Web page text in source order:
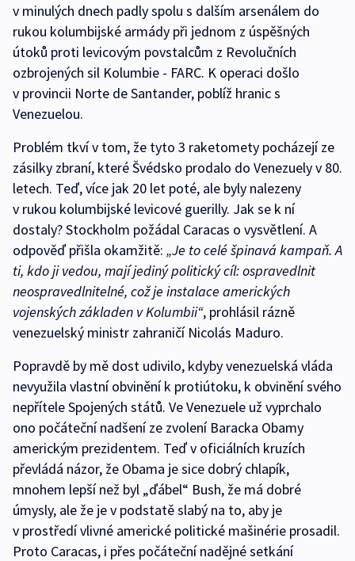
v minulých dnech padly spolu s dalším arsenálem do
rukou kolumbijské armády při jednom z úspěšných
útoků proti levicovým povstalcům z Revolučních
ozbrojených sil Kolumbie - FARC. K operaci došlo
v provincii Norte de Santander, poblíž hranic s
Venezuelou.
Problém tkví v tom, že tyto 3 raketomety pocházejí ze
zásilky zbraní, které Švédsko prodalo do Venezuely v 80.
letech. Teď, více jak 20 let poté, ale byly nalezeny
v rukou kolumbijské levicové guerilly. Jak se k ní
dostaly? Stockholm požádal Caracas o vysvětlení. A
odpověď přišla okamžitě: „Je to celé špinavá kampaň. A
ti, kdo ji vedou, mají jediný politický cíl: ospravedlnit
neospravedlnitelné, což je instalace amerických
vojenských základen v Kolumbii“, prohlásil rázně
venezuelský ministr zahraničí Nicolás Maduro.
Popravdě by mě dost udivilo, kdyby venezuelská vláda
nevyužila vlastní obvinění k protiútoku, k obvinění svého
nepřítele Spojených států. Ve Venezuele už vyprchalo
ono počáteční nadšení ze zvolení Baracka Obamy
americkým prezidentem. Teď v oficiálních kruzích
převládá názor, že Obama je sice dobrý chlapík,
mnohem lepší než byl „ďábel“ Bush, že má dobré
úmysly, ale že je v podstatě slabý na to, aby je
v prostředí vlivné americké politické mašinérie prosadil.
Proto Caracas, i přes počáteční nadějné setkání